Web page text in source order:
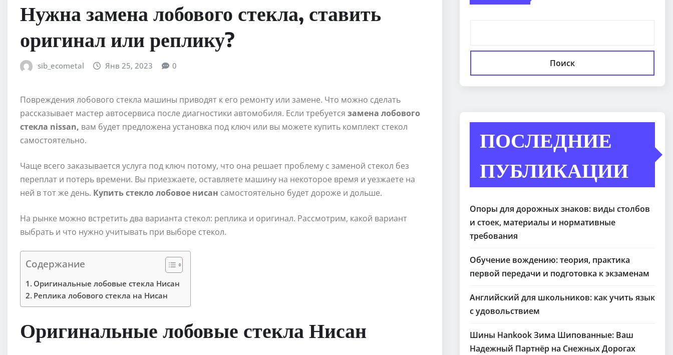
Нужна замена лобового стекла, ставить
оригинал или реплику?
sib_ecometal Янв 25, 2023 0
Повреждения лобового стекла машины приводят к его ремонту или замене. Что можно сделать
рассказывает мастер автосервиса после диагностики автомобиля. Если требуется замена лобового
стекла nissan, вам будет предложена установка под ключ или вы можете купить комплект стекол
самостоятельно.
Чаще всего заказывается услуга под ключ потому, что она решает проблему с заменой стекол без
переплат и потерь времени. Вы приезжаете, оставляете машину на некоторое время и уезжаете на
ней в тот же день. Купить стекло лобовое нисан самостоятельно будет дороже и дольше.
На рынке можно встретить два варианта стекол: реплика и оригинал. Рассмотрим, какой вариант
выбрать и что нужно учитывать при выборе стекол.
Содержание
Оригинальные лобовые стекла Нисан
Реплика лобового стекла на Нисан
Оригинальные лобовые стекла Нисан
Поиск
ПОСЛЕДНИЕ
ПУБЛИКАЦИИ
Опоры для дорожных знаков: виды столбов
и стоек, материалы и нормативные
требования
Обучение вождению: теория, практика
первой передачи и подготовка к экзаменам
Английский для школьников: как учить язык
с удовольствием
Шины Hankook Зима Шипованные: Ваш
Надежный Партнёр на Снежных Дорогах